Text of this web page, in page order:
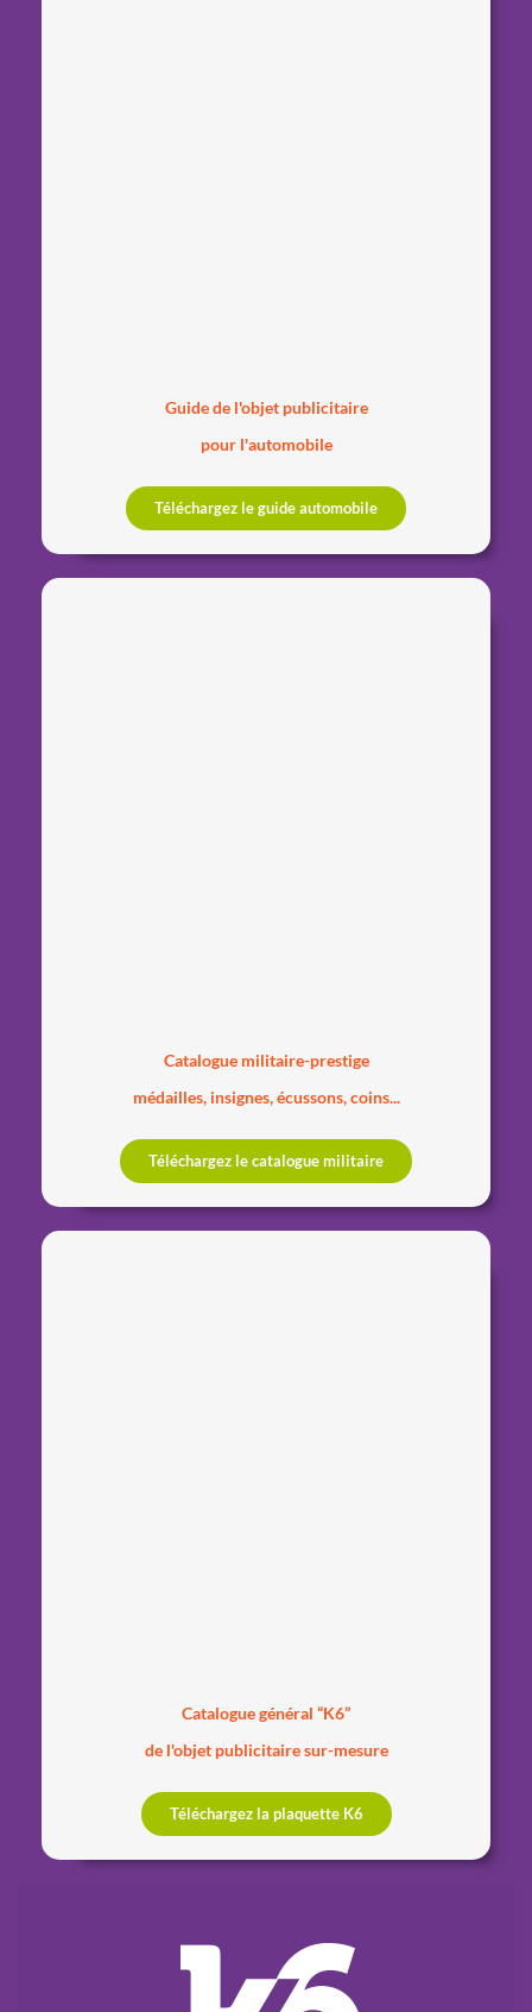
Guide de l'objet publicitaire
pour l'automobile
Téléchargez le guide automobile
Catalogue militaire-prestige
médailles, insignes, écussons, coins...
Téléchargez le catalogue militaire
Catalogue général “K6”
de l'objet publicitaire sur-mesure
Téléchargez la plaquette K6